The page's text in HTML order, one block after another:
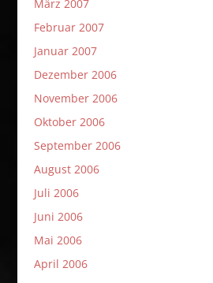
März 2007
Februar 2007
Januar 2007
Dezember 2006
November 2006
Oktober 2006
September 2006
August 2006
Juli 2006
Juni 2006
Mai 2006
April 2006